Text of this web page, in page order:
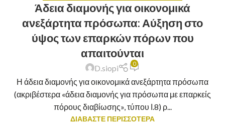
Άδεια διαμονής για οικονομικά
ανεξάρτητα πρόσωπα: Αύξηση στο
ύψος των επαρκών πόρων που
απαιτούνται
D.siopi 0
Η άδεια διαμονής για οικονομικά ανεξάρτητα πρόσωπα
(ακριβέστερα «άδεια διαμονής για πρόσωπα με επαρκείς
πόρους διαβίωσης», τύπου Ι.8) ρ...
ΔΙΑΒΑΣΤΕ ΠΕΡΙΣΣΟΤΕΡΑ